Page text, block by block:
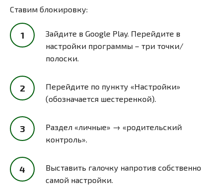
Ставим блокировку:
Зайдите в Google Play. Перейдите в
настройки программы – три точки/
полоски.
Перейдите по пункту «Настройки»
(обозначается шестеренкой).
Раздел «личные» → «родительский
контроль».
Выставить галочку напротив собственно
самой настройки.